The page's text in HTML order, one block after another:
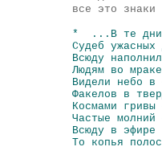
все это знаки
*
...В те дни
Судеб ужасных
Всюду
Людям во
Видели небо в
Факелов в
Космами
Частые
Всюду в эфире
То копья